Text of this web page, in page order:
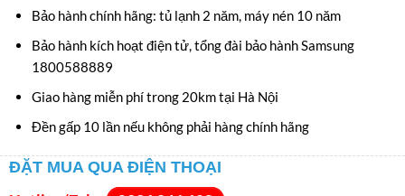
Bảo hành chính hãng: tủ lạnh 2 năm, máy nén 10 năm
Bảo hành kích hoạt điện tử, tổng đài bảo hành Samsung
1800588889
Giao hàng miễn phí trong 20km tại Hà Nội
Đền gấp 10 lần nếu không phải hàng chính hãng
ĐẶT MUA QUA ĐIỆN THOẠI